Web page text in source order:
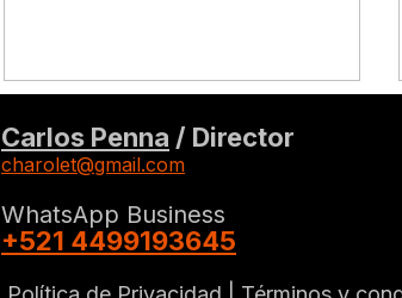
Carlos Penna / Director
charolet@gmail.com
WhatsApp Business
+521 4499193645